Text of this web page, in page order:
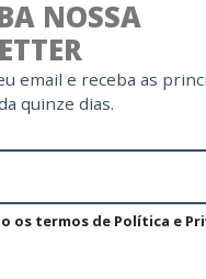
NOSSA
email e receba as
quinze dias.
os termos de Política e